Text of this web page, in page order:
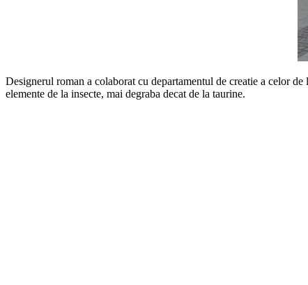
Designerul roman a colaborat cu departamentul de creatie a celor
elemente de la insecte, mai degraba decat de la taurine.